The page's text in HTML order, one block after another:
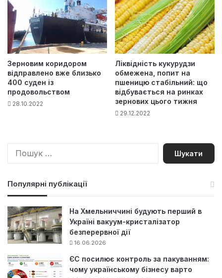
Зерновим коридором
відправлено вже близько
400 суден із
продовольством
28.10.2022
Ліквідність кукурудзи
обмежена, попит на
пшеницю стабільний: що
відбувається на ринках
зернових цього тижня
29.12.2022
П
Популярні публікації
На Хмельниччині будують перший в
Україні вакуум-кристалізатор
безперервної дії
16.06.2026
ЄС посилює контроль за пакуванням:
чому українському бізнесу варто